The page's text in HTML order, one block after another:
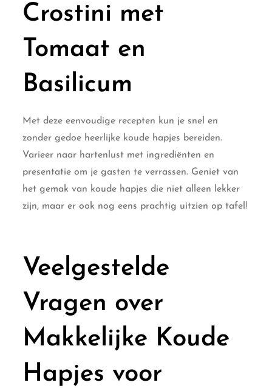
Crostini met
Tomaat en
Basilicum
Met deze eenvoudige recepten kun je snel en
zonder gedoe heerlijke koude hapjes bereiden.
Varieer naar hartenlust met ingrediënten en
presentatie om je gasten te verrassen. Geniet van
het gemak van koude hapjes die niet alleen lekker
zijn, maar er ook nog eens prachtig uitzien op tafel!
Veelgestelde
Vragen over
Makkelijke Koude
Hapjes voor